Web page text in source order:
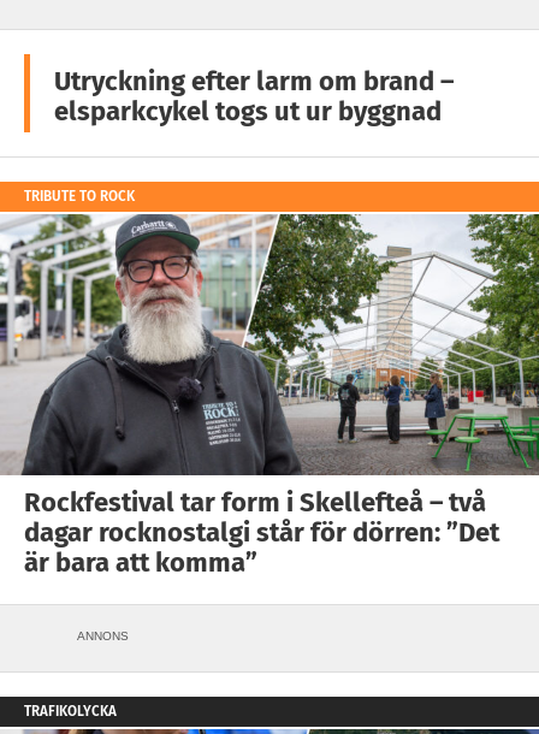
Utryckning efter larm om brand –
elsparkcykel togs ut ur byggnad
TRIBUTE TO ROCK
Rockfestival tar form i Skellefteå – två
dagar rocknostalgi står för dörren: ”Det
är bara att komma”
ANNONS
TRAFIKOLYCKA